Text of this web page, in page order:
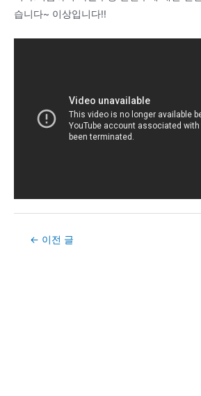
습니다~ 이상입니다!!
Post← 이전 글